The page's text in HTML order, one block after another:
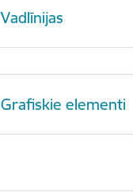
Vadlīnijas
Grafiskie elementi